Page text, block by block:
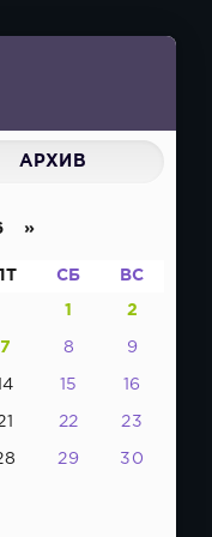
АРХИВ
»
СБ ВС
1 2
7 8 9
15 16
22 23
29 30